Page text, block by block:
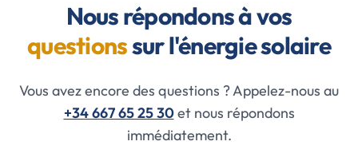
Nous répondons à vos
questionssur l'énergie solaire
Vous avez encore des questions ? Appelez-nous au
+34 667 65 25 30et nous répondons
immédiatement.